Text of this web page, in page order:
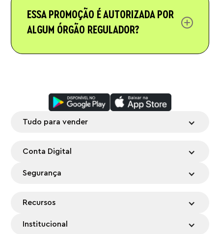
ESSA PROMOÇÃO É AUTORIZADA POR
ALGUM ÓRGÃO REGULADOR?
SIM! A campanha Goleada Milionária é lastreada em
15414.639227/2022-79. A aprovação deste título
pela SUSEP não implica, por parte da Autarquia, em
representando, exclusivamente, sua adequação às
não está associada, nem é responsável por esta
promoção, não tendo qualquer envolvimento com
Tudo para vender
Conta Digital
Segurança
Recursos
Institucional